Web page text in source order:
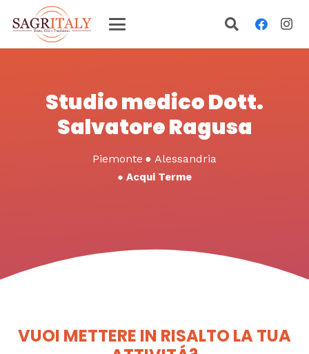
Studio medico Dott.
Salvatore Ragusa
Piemonte ● Alessandria
● Acqui Terme
VUOI METTERE IN RISALTO LA TUA